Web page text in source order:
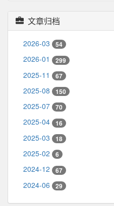
文章归档
2026-03 54
2026-01 299
2025-11 67
2025-08 150
2025-07 70
2025-04 16
2025-03 18
2025-02 6
2024-12 67
2024-06 29